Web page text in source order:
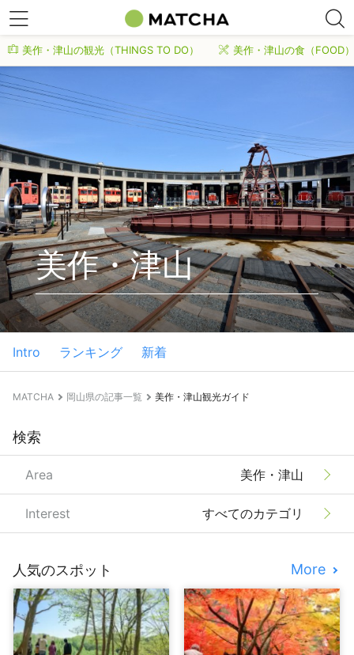
美作・津山の観光（THINGS TO DO） 美作・津山の食（FOOD）
美作・津山
Intro ランキング 新着
MATCHA 岡山県の記事一覧 美作・津山観光ガイド
検索
Area 美作・津山
Interest すべてのカテゴリ
人気のスポット More